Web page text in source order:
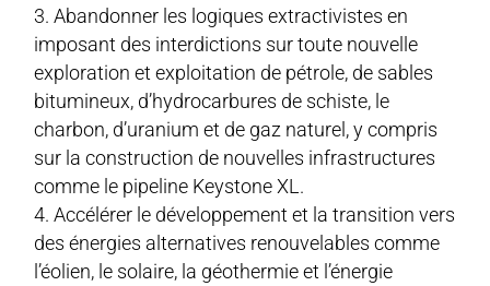
Abandonner les logiques extractivistes en
imposant des interdictions sur toute nouvelle
exploration et exploitation de pétrole, de sables
bitumineux, d’hydrocarbures de schiste, le
charbon, d’uranium et de gaz naturel, y compris
sur la construction de nouvelles infrastructures
comme le pipeline Keystone XL.
Accélérer le développement et la transition vers
des énergies alternatives renouvelables comme
l’éolien, le solaire, la géothermie et l’énergie